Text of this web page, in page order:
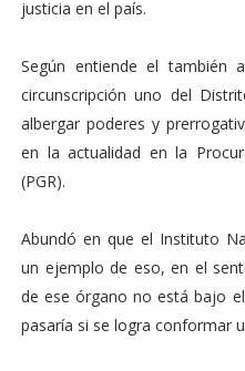
justicia en el país.
Según entiende el también
circunscripción uno del
albergar poderes y
en la actualidad en la
(PGR).
Abundó en que el Instituto
un ejemplo de eso, en el
de ese órgano no está bajo
pasaría si se logra conformar